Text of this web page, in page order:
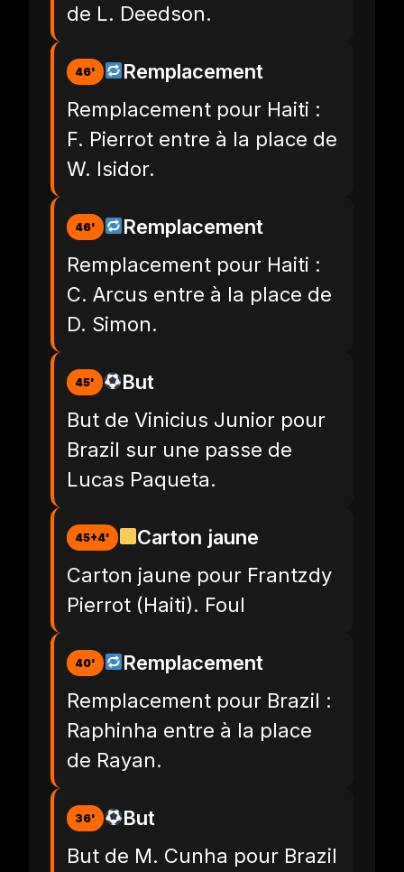
de L. Deedson.
46'
Remplacement
Remplacement pour Haiti :
F. Pierrot entre à la place de
W. Isidor.
46'
Remplacement
Remplacement pour Haiti :
C. Arcus entre à la place de
D. Simon.
45'
But
But de Vinicius Junior pour
Brazil sur une passe de
Lucas Paqueta.
45+4'
Carton jaune
Carton jaune pour Frantzdy
Pierrot (Haiti). Foul
40'
Remplacement
Remplacement pour Brazil :
Raphinha entre à la place
de Rayan.
36'
But
But de M. Cunha pour Brazil